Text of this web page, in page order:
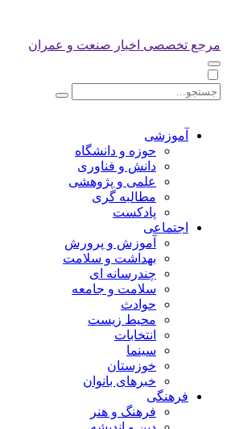
مرجع تخصصی اخبار صنعت و عمران
آموزشی
حوزه و دانشگاه
دانش و فناوری
علمی و پژوهشی
مطالبه گری
پادکست
اجتماعی
آموزش و پرورش
بهداشت و سلامت
چندرسانه ای
سلامت و جامعه
حوادث
محیط زیست
انتخابات
سینما
خوزستان
خبرهای بانوان
فرهنگی
فرهنگ و هنر